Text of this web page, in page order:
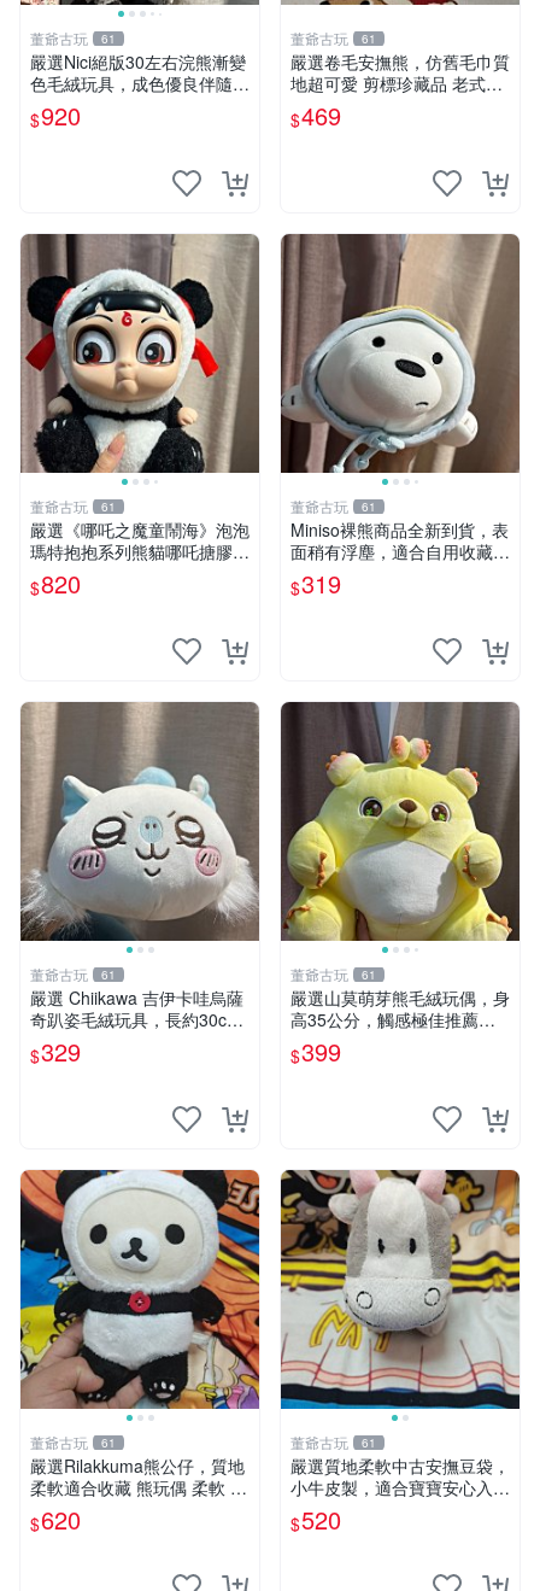
董爺古玩 61
嚴選Nici絕版30左右浣熊漸變
色毛絨玩具，成色優良伴隨原
廠牌標 浣熊 玩具 毛絨
$920
董爺古玩 61
嚴選卷毛安撫熊，仿舊毛巾質
地超可愛 剪標珍藏品 老式毛
巾質地 安撫熊 款式
$469
董爺古玩 61
嚴選《哪吒之魔童鬧海》泡泡
瑪特抱抱系列熊貓哪吒搪膠臉
毛絨， STATE：如圖顯示 哪
吒 毛絨公仔 泡泡瑪特
$820
董爺古玩 61
Miniso裸熊商品全新到貨，表
面稍有浮塵，適合自用收藏嚴
選款。 裸熊 商品 裸熊玩偶
$319
董爺古玩 61
嚴選 Chiikawa 吉伊卡哇烏薩
奇趴姿毛絨玩具，長約30c
m，質地超軟適合收藏 烏薩
奇 Chiikawa 毛絨 超軟
$329
董爺古玩 61
嚴選山莫萌芽熊毛絨玩偶，身
高35公分，觸感極佳推薦收
藏 萌芽熊 毛絨玩偶 串珠玩偶
$399
董爺古玩 61
嚴選Rilakkuma熊公仔，質地
柔軟適合收藏 熊玩偶 柔軟 公
仔 收藏
$620
董爺古玩 61
嚴選質地柔軟中古安撫豆袋，
小牛皮製，適合寶寶安心入
眠。 安撫豆袋 小牛皮 寶寶安
撫
$520